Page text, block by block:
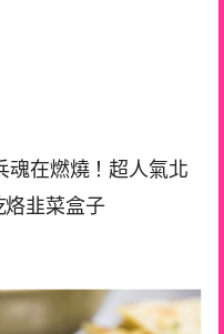
魂在燃燒！超人氣北
烙韭菜盒子